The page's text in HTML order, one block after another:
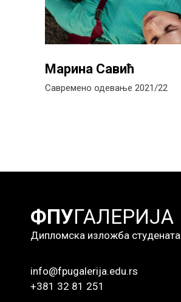
Марина Савић
Савремено одевање 2021/22
ФПУГАЛЕРИЈА
Дипломска изложба студената
info@fpugalerija.edu.rs
+381 32 81 251